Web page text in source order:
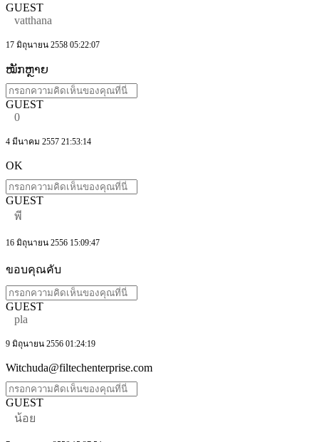
GUEST
vatthana
17 มิถุนายน 2558 05:22:07
ໝັກຫຼາຍ
GUEST
0
4 มีนาคม 2557 21:53:14
OK
GUEST
พี
16 มิถุนายน 2556 15:09:47
ขอบคุณคับ
GUEST
pla
9 มิถุนายน 2556 01:24:19
Witchuda@filtechenterprise.com
GUEST
น้อย